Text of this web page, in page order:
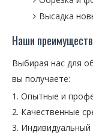
Высадка
Наши
Выбирая нас для
вы получаете:
Опытные и
Качественные